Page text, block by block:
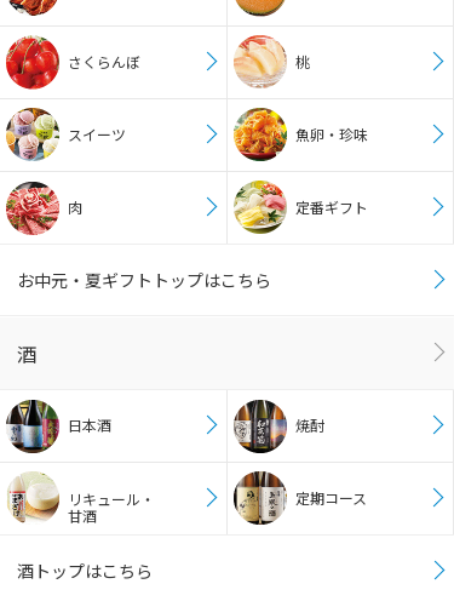
さくらんぼ 桃
スイーツ 魚卵・珍味
肉 定番ギフト
お中元・夏ギフトトップはこちら
酒
日本酒 焼酎
リキュール・
甘酒
定期コース
酒トップはこちら